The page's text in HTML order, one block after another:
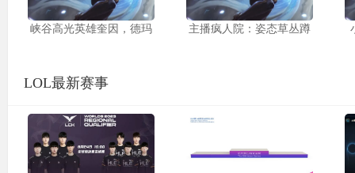
峡谷高光英雄奎因，德玛 主播疯人院：姿态草丛蹲
LOL最新赛事